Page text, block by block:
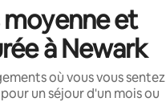
et
à Newark
où vous vous sentez
un séjour d'un mois ou